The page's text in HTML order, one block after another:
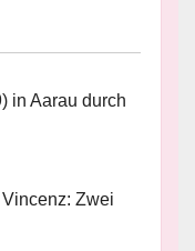
in Aarau durch
Zwei